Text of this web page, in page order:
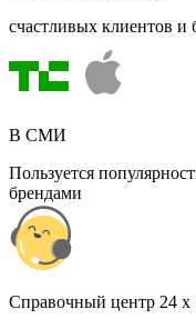
счастливых клиентов и
В СМИ
Пользуется
брендами
Cправочный центр 24 x